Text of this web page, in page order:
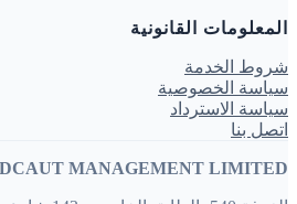
المعلومات القانونية
شروط الخدمة
سياسة الخصوصية
سياسة الاسترداد
اتصل بنا
DCAUT MANAGEMENT LIMITED